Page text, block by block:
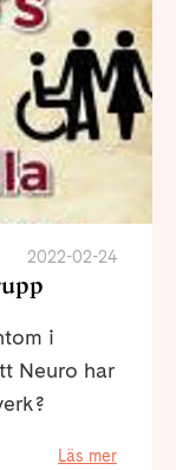
2022-02-24
i
Neuro har
Läs mer